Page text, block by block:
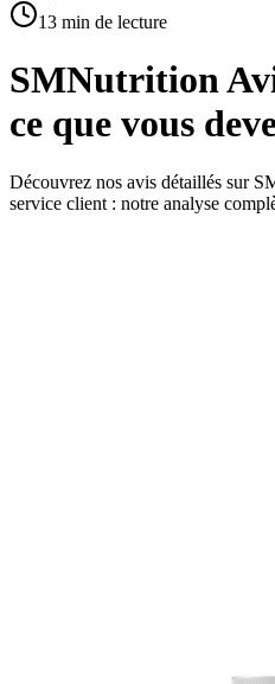
13 min de lecture
SMNutrition
ce que vous
Découvrez nos avis détaillés sur
service client : notre analyse